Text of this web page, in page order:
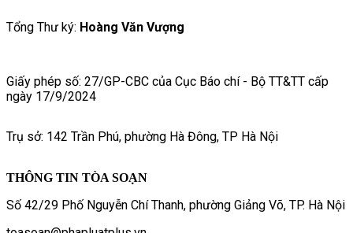
Tổng Thư ký: Hoàng Văn Vượng
Giấy phép số: 27/GP-CBC của Cục Báo chí - Bộ TT&TT cấp
ngày 17/9/2024
Trụ sở: 142 Trần Phú, phường Hà Đông, TP Hà Nội
THÔNG TIN TÒA SOẠN
Số 42/29 Phố Nguyễn Chí Thanh, phường Giảng Võ, TP. Hà Nội